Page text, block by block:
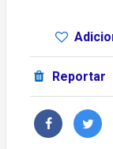
Reportar